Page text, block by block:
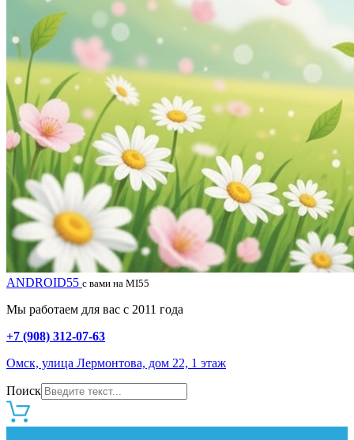
ANDROID55 с вами на MI55
Мы работаем для вас с 2011 года
+7 (908) 312-07-63
Омск, улица Лермонтова, дом 22, 1 этаж
Поиск